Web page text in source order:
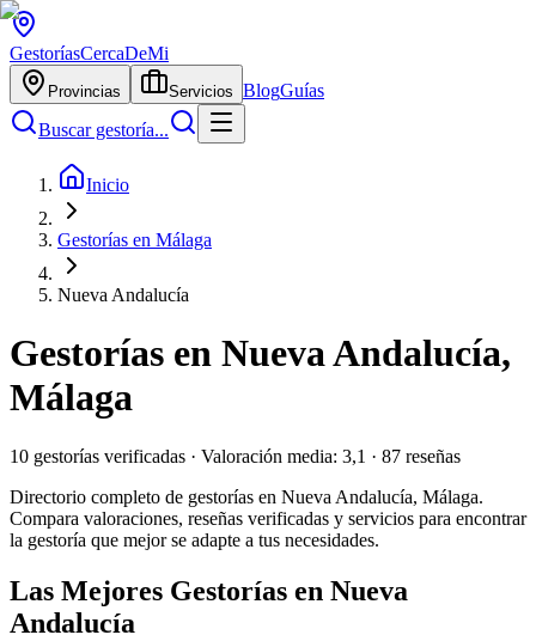
GestoríasCercaDeMi
Provincias Servicios BlogGuías
Buscar gestoría...
Inicio
Gestorías en Málaga
Nueva Andalucía
Gestorías en Nueva Andalucía,
Málaga
10 gestorías verificadas · Valoración media: 3,1 · 87 reseñas
Directorio completo de gestorías en Nueva Andalucía, Málaga.
Compara valoraciones, reseñas verificadas y servicios para encontrar
la gestoría que mejor se adapte a tus necesidades.
Las Mejores Gestorías en Nueva
Andalucía